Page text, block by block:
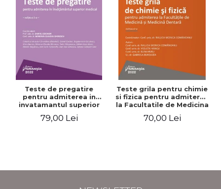
Teste de pregatire
pentru admiterea in
invatamantul superior
Daniel Cochior, Minerva
79,00 Lei
Teste grila pentru chimie
si fizica pentru admiterea
la Facultatile de Medicina
Editia a II-a - Raluca
70,00 Lei